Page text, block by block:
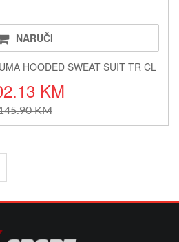
NARUČI
HOODED SWEAT SUIT TR CL
KM
KM